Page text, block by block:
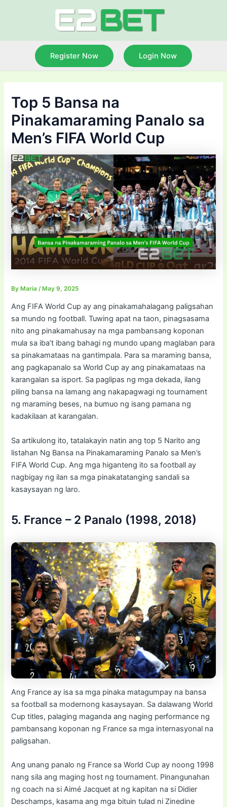
Register Now Login Now
Top 5 Bansa na
Pinakamaraming Panalo sa
Men’s FIFA World Cup
ByMaria /May 9, 2025
Ang FIFA World Cup ay ang pinakamahalagang paligsahan
sa mundo ng football. Tuwing apat na taon, pinagsasama
nito ang pinakamahusay na mga pambansang koponan
mula sa iba’t ibang bahagi ng mundo upang maglaban para
sa pinakamataas na gantimpala. Para sa maraming bansa,
ang pagkapanalo sa World Cup ay ang pinakamataas na
karangalan sa isport. Sa paglipas ng mga dekada, ilang
piling bansa na lamang ang nakapagwagi ng tournament
ng maraming beses, na bumuo ng isang pamana ng
kadakilaan at karangalan.
Sa artikulong ito, tatalakayin natin ang top 5 Narito ang
listahan Ng Bansa na Pinakamaraming Panalo sa Men’s
FIFA World Cup. Ang mga higanteng ito sa football ay
nagbigay ng ilan sa mga pinakatatanging sandali sa
kasaysayan ng laro.
5. France – 2 Panalo (1998, 2018)
Ang France ay isa sa mga pinaka matagumpay na bansa
sa football sa modernong kasaysayan. Sa dalawang World
Cup titles, palaging maganda ang naging performance ng
pambansang koponan ng France sa mga internasyonal na
paligsahan.
Ang unang panalo ng France sa World Cup ay noong 1998
nang sila ang maging host ng tournament. Pinangunahan
ng coach na si Aimé Jacquet at ng kapitan na si Didier
Deschamps, kasama ang mga bituin tulad ni Zinedine